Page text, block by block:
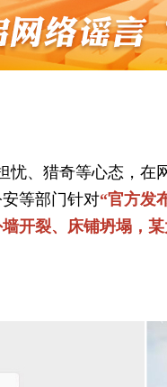
忧、猎奇等心态，
等部门针对“官方发
开裂、床铺坍塌，